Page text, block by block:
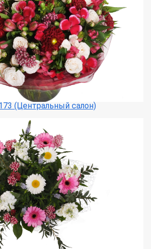
(Центральный салон)